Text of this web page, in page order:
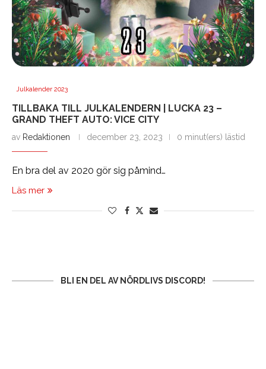
Julkalender 2023
TILLBAKA TILL JULKALENDERN | LUCKA 23 –
GRAND THEFT AUTO: VICE CITY
av Redaktionen december 23, 2023 0 minut(ers) lästid
En bra del av 2020 gör sig påmind…
Läs mer
BLI EN DEL AV NÖRDLIVS DISCORD!